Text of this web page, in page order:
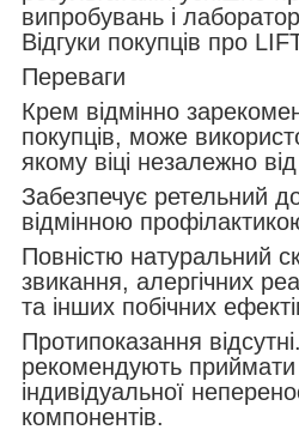
випробувань і
Відгуки покупців про
Переваги
Крем відмінно
покупців, може
якому віці незалежно
Забезпечує ретельний
відмінною
Повністю натуральний
звикання, алергічних
та інших побічних
Протипоказання
рекомендують приймати
індивідуальної
компонентів.